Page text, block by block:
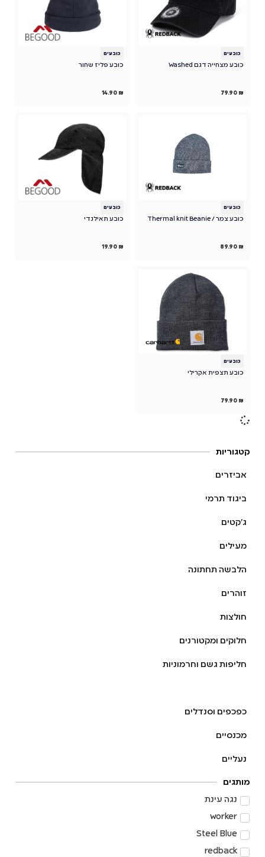
קטגוריות
אביזרים
ביגוד תרמי
ג׳קטים
מעילים
הלבשה תחתונה
זוהרים
חולצות
חלוקים ומקטורנים
חליפות גשם וחרמוניות
כפכפים וסנדלים
מכנסיים
נעליים
מותגים
נגה עינת
worker
Steel Blue
redback
כובעים
כובע מצחייה דגם Washed
79.90 ₪
כובעים
כובע פליז שחור
14.90 ₪
כובעים
כובע צמר / Thermal knit Beanie
89.90 ₪
כובעים
כובע תאילנדי
19.90 ₪
כובעים
כובע תצפית אקרילי
79.90 ₪